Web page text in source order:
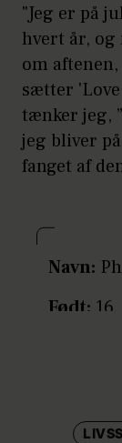
"Jeg er på
hvert år,
om
sætter
tænker jeg,
jeg bliver
fanget af
Navn:
Født: